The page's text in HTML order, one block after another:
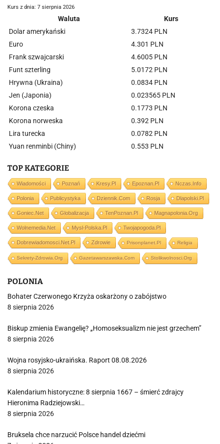
Kurs z dnia: 7 sierpnia 2026
Waluta
Kurs
Dolar amerykański
3.7324 PLN
Euro
4.301 PLN
Frank szwajcarski
4.6005 PLN
Funt szterling
5.0172 PLN
Hrywna (Ukraina)
0.0834 PLN
Jen (Japonia)
0.023565 PLN
Korona czeska
0.1773 PLN
Korona norweska
0.392 PLN
Lira turecka
0.0782 PLN
Yuan renminbi (Chiny)
0.553 PLN
TOP KATEGORIE
Wiadomości Poznań Kresy.pl Epoznan.pl Nczas.info
Polonia Publicystyka Dziennik.com Rosja Dlapolski.pl
Goniec.net Globalizacja TenPoznan.pl Magnapolonia.org
Wolnemedia.net Mysl-Polska.pl Twojapogoda.pl
Dobrewiadomosci.net.pl Zdrowie Prisonplanet.pl Religia
Sekrety-Zdrowia.org Gazetawarszawska.com Stolikwolnosci.org
POLONIA
Bohater Czerwonego Krzyża oskarżony o zabójstwo
8 sierpnia 2026
Biskup zmienia Ewangelię? „Homoseksualizm nie jest grzechem”
8 sierpnia 2026
Wojna rosyjsko-ukraińska. Raport 08.08.2026
8 sierpnia 2026
Kalendarium historyczne: 8 sierpnia 1667 – śmierć zdrajcy
Hieronima Radziejowski…
8 sierpnia 2026
Bruksela chce narzucić Polsce handel dziećmi